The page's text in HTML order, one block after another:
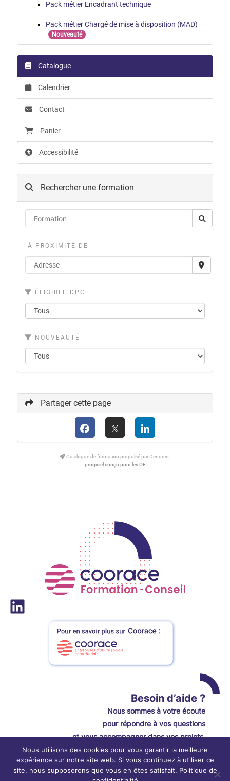
Pack métier Encadrant technique
Pack métier Chargé de mise à disposition (MAD)
Nouveauté
Catalogue
Calendrier
Contact
Panier
Accessibilité
Rechercher une formation
À PROXIMITÉ DE
ÉLIGIBLE DPC
NOUVEAUTÉ
Partager cette page
Catalogue de formation propulsé par Dendreo,
progiciel conçu pour les OF
Besoin d’aide ?
Noussommes à votre écoute
pour répondre à vos questions
et vous accompagner dans vos projets.
Contactez-nous
© Coorace Formation-Conseil février 2026
Nous utilisons des cookies pour vous garantir la meilleure
expérience sur notre site web. Si vous continuez à utiliser ce
site, nous supposerons que vous en êtes satisfait. Politique de